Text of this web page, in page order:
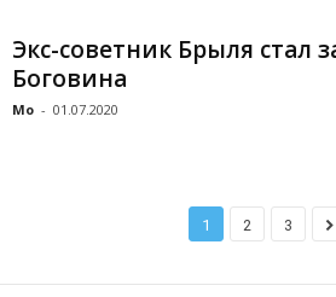
Экс-советник Брыля стал
Боговина
Mo - 01.07.2020
1 2 3